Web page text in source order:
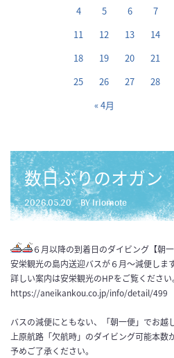
« 4月
4
5 6 7
11
12 13 14
18
19 20 21
25
26 27 28
数日ぶりのオガ
2026.05.20 BY iriomote
６月以降の到着日のダイビング【朝
安栄観光の島内送迎バスが６月～減便します
詳しい案内は安栄観光のHPをご覧ください。
https://aneikankou.co.jp/info/detail/499
バスの減便にともない、「朝一便」でお越
上原航路「欠航時」のダイビング可能本数
予めご了承ください。